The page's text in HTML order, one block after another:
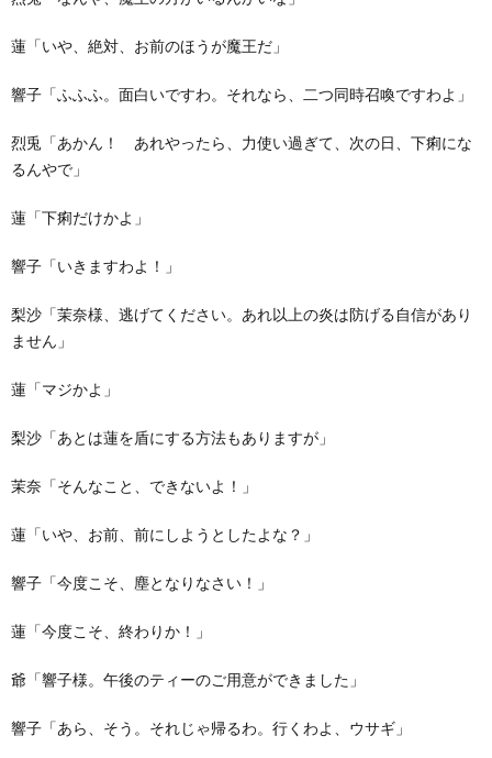
蓮「いや、絶対、お前のほうが魔王だ」
響子「ふふふ。面白いですわ。それなら、二つ同時召喚ですわよ」
烈兎「あかん！ あれやったら、力使い過ぎて、次の日、下痢にな
るんやで」
蓮「下痢だけかよ」
響子「いきますわよ！」
梨沙「茉奈様、逃げてください。あれ以上の炎は防げる自信があり
ません」
蓮「マジかよ」
梨沙「あとは蓮を盾にする方法もありますが」
茉奈「そんなこと、できないよ！」
蓮「いや、お前、前にしようとしたよな？」
響子「今度こそ、塵となりなさい！」
蓮「今度こそ、終わりか！」
爺「響子様。午後のティーのご用意ができました」
響子「あら、そう。それじゃ帰るわ。行くわよ、ウサギ」